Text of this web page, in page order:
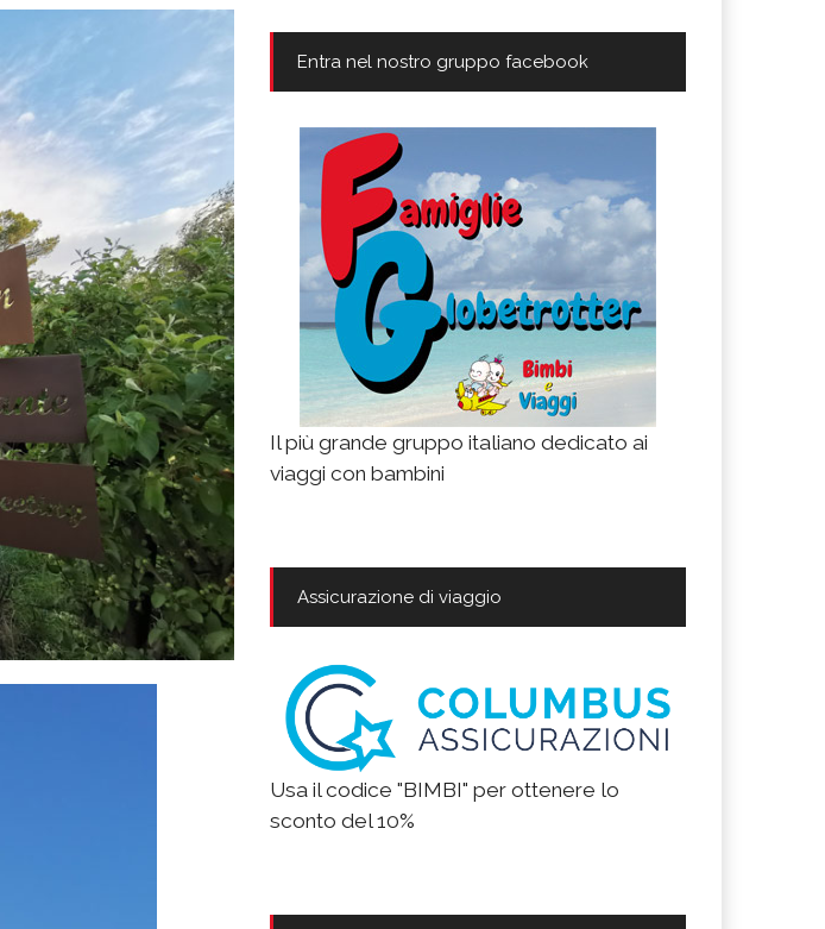
Entra nel nostro gruppo facebook
Il più grande gruppo italiano dedicato ai
viaggi con bambini
Assicurazione di viaggio
Usa il codice "BIMBI" per ottenere lo
sconto del 10%